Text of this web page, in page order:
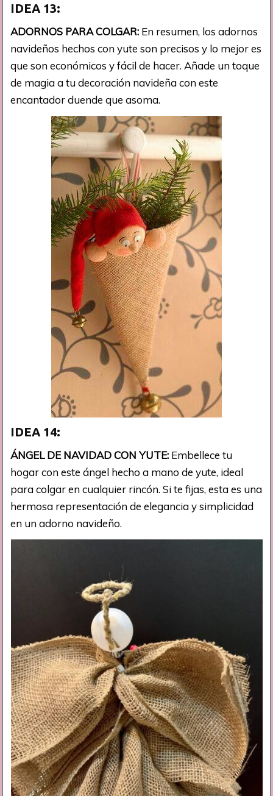
IDEA 13:
ADORNOS PARA COLGAR: En resumen, los adornos
navideños hechos con yute son precisos y lo mejor es
que son económicos y fácil de hacer. Añade un toque
de magia a tu decoración navideña con este
encantador duende que asoma.
IDEA 14:
ÁNGEL DE NAVIDAD CON YUTE: Embellece tu
hogar con este ángel hecho a mano de yute, ideal
para colgar en cualquier rincón. Si te fijas, esta es una
hermosa representación de elegancia y simplicidad
en un adorno navideño.